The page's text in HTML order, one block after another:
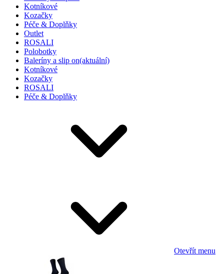
Kotníkové
Kozačky
Péče & Doplňky
Outlet
ROSALI
Polobotky
Baleríny a slip on(aktuální)
Kotníkové
Kozačky
ROSALI
Péče & Doplňky
Otevřít menu